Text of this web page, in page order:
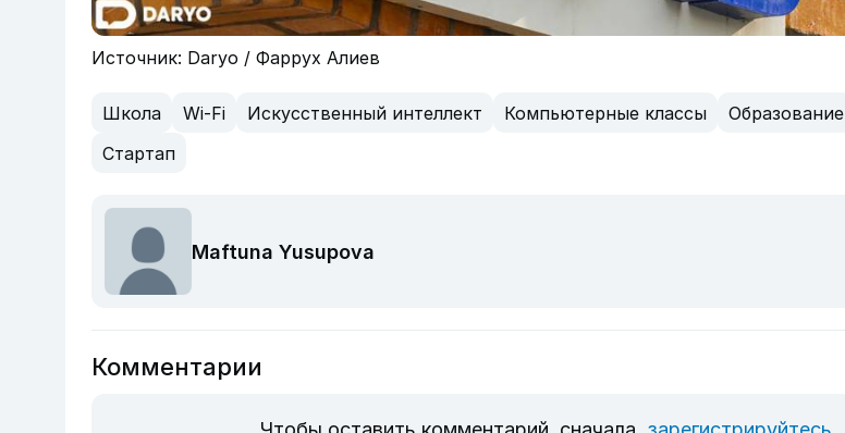
Источник: Daryo / Фаррух Алиев
Школа Wi-Fi Искусственный интеллект Компьютерные классы
Образование
Стартап
Maftuna Yusupova
Комментарии